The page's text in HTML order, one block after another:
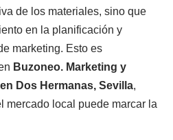
de los materiales, sino que
en la planificación y
marketing. Esto es
Buzoneo. Marketing y
Dos Hermanas, Sevilla,
mercado local puede marcar la